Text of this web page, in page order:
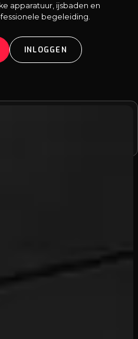
apparatuur, ijsbaden en
begeleiding.
INLOGGEN